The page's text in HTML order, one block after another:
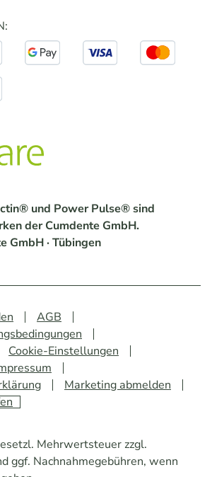
und Power Pulse® sind
der Cumdente GmbH.
GmbH · Tübingen
Mehrwertsteuer zzgl.
ggf. Nachnahmegebühren, wenn
AGB
Cookie-Einstellungen
Marketing abmelden